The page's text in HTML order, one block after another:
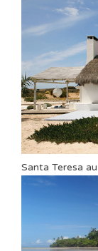
Santa Teresa